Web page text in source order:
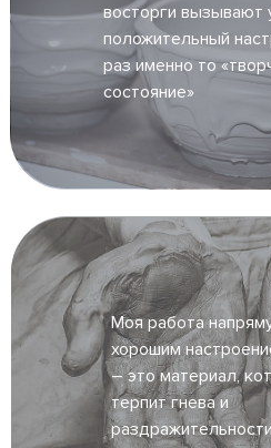
восторги вызывают
положительный
раз именно то
состояние»
Моя работа
хорошим
– это материал,
терпит гнева и